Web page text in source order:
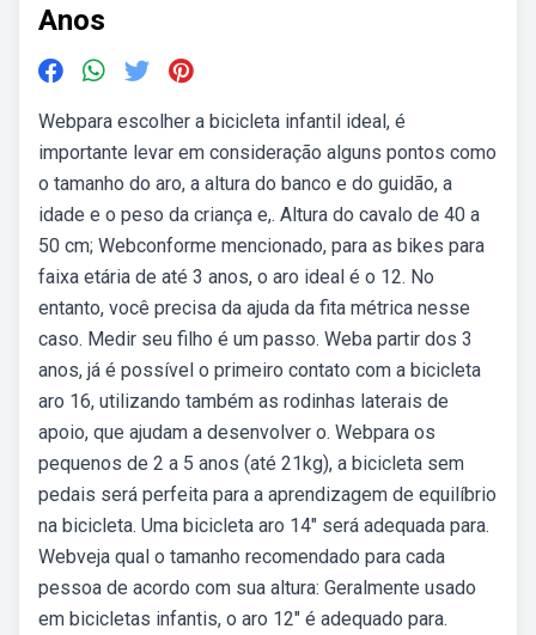
Anos
Webpara escolher a bicicleta infantil ideal, é
importante levar em consideração alguns pontos como
o tamanho do aro, a altura do banco e do guidão, a
idade e o peso da criança e,. Altura do cavalo de 40 a
50 cm; Webconforme mencionado, para as bikes para
faixa etária de até 3 anos, o aro ideal é o 12. No
entanto, você precisa da ajuda da fita métrica nesse
caso. Medir seu filho é um passo. Weba partir dos 3
anos, já é possível o primeiro contato com a bicicleta
aro 16, utilizando também as rodinhas laterais de
apoio, que ajudam a desenvolver o. Webpara os
pequenos de 2 a 5 anos (até 21kg), a bicicleta sem
pedais será perfeita para a aprendizagem de equilíbrio
na bicicleta. Uma bicicleta aro 14″ será adequada para.
Webveja qual o tamanho recomendado para cada
pessoa de acordo com sua altura: Geralmente usado
em bicicletas infantis, o aro 12″ é adequado para.